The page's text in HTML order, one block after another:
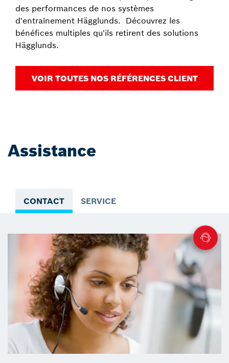
des performances de nos systèmes
d'entraînement Hägglunds. Découvrez les
bénéfices multiples qu'ils retirent des solutions
Hägglunds.
VOIR TOUTES NOS RÉFÉRENCES CLIENT
Assistance
CONTACT SERVICE